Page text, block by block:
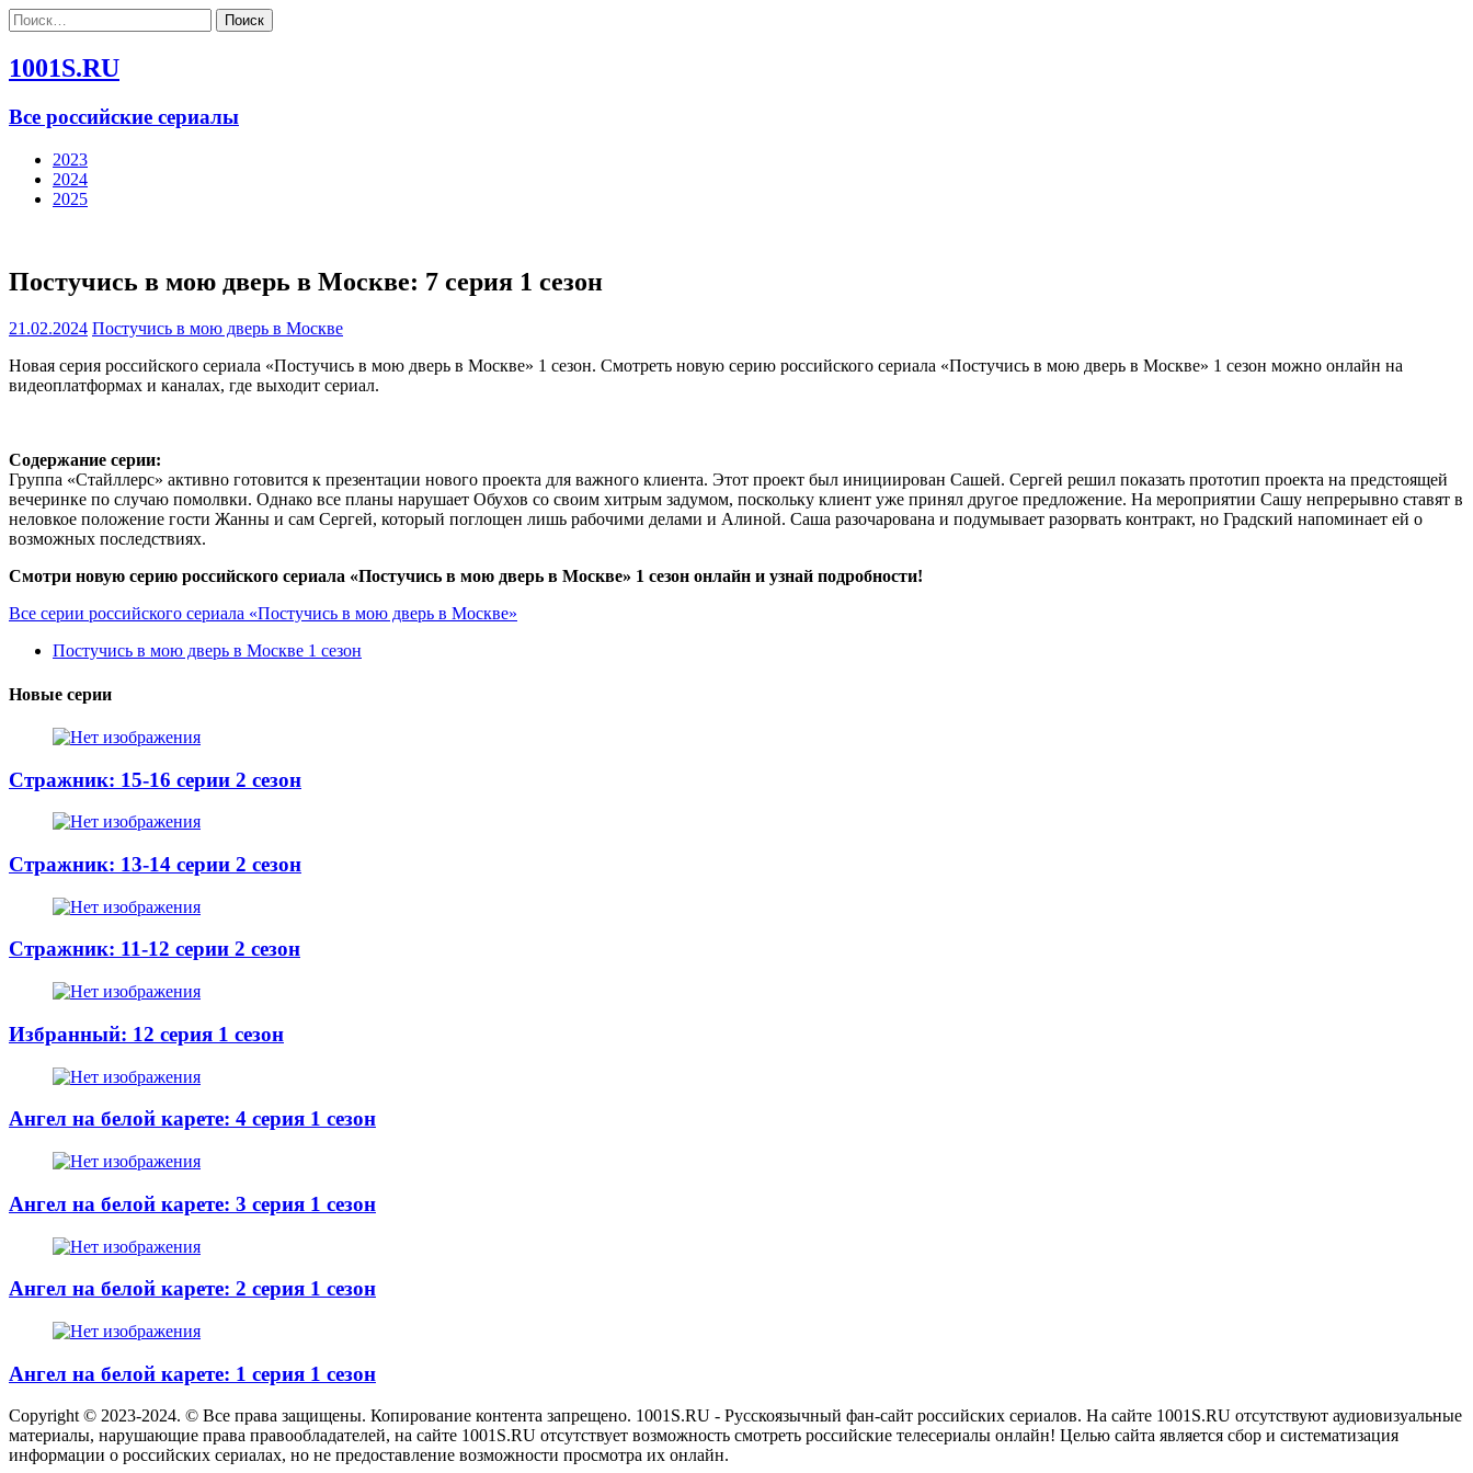
Найти:
1001S.RU
Все российские сериалы
2023
2024
2025
Постучись в мою дверь в Москве: 7 серия 1 сезон
21.02.2024 Постучись в мою дверь в Москве
Новая серия российского сериала «Постучись в мою дверь в Москве» 1 сезон. Смотреть новую серию российского сериала «Постучись в мою дверь в Москве» 1 сезон можно онлайн на
видеоплатформах и каналах, где выходит сериал.
Содержание серии:
Группа «Стайллерс» активно готовится к презентации нового проекта для важного клиента. Этот проект был инициирован Сашей. Сергей решил показать прототип проекта на предстоящей
вечеринке по случаю помолвки. Однако все планы нарушает Обухов со своим хитрым задумом, поскольку клиент уже принял другое предложение. На мероприятии Сашу непрерывно ставят в
неловкое положение гости Жанны и сам Сергей, который поглощен лишь рабочими делами и Алиной. Саша разочарована и подумывает разорвать контракт, но Градский напоминает ей о
возможных последствиях.
Смотри новую серию российского сериала «Постучись в мою дверь в Москве» 1 сезон онлайн и узнай подробности!
Все серии российского сериала «Постучись в мою дверь в Москве»
Постучись в мою дверь в Москве 1 сезон
Новые серии
Стражник: 15-16 серии 2 сезон
Стражник: 13-14 серии 2 сезон
Стражник: 11-12 серии 2 сезон
Избранный: 12 серия 1 сезон
Ангел на белой карете: 4 серия 1 сезон
Ангел на белой карете: 3 серия 1 сезон
Ангел на белой карете: 2 серия 1 сезон
Ангел на белой карете: 1 серия 1 сезон
Copyright © 2023-2024. © Все права защищены. Копирование контента запрещено. 1001S.RU - Русскоязычный фан-сайт российских сериалов. На сайте 1001S.RU отсутствуют аудиовизуальные
материалы, нарушающие права правообладателей, на сайте 1001S.RU отсутствует возможность смотреть российские телесериалы онлайн! Целью сайта является сбор и систематизация
информации о российских сериалах, но не предоставление возможности просмотра их онлайн.